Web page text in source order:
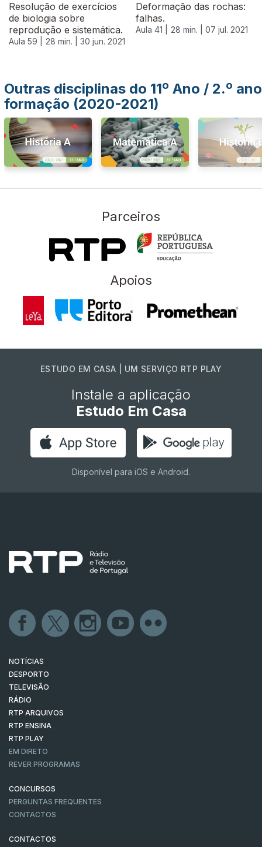
Resolução de exercícios
de biologia sobre
reprodução e sistemática.
Aula 59 | 28 min. | 30 jun. 2021
Deformação das rochas:
falhas.
Aula 41 | 28 min. | 07 jul. 2021
Outras disciplinas do 11º Ano / 2.º ano
formação (2020-2021)
Parceiros
Apoios
ESTUDO EM CASA | UM SERVIÇO RTP PLAY
Instale a aplicação
Estudo Em Casa
Disponível para iOS e Android.
NOTÍCIAS
DESPORTO
TELEVISÃO
RÁDIO
RTP ARQUIVOS
RTP ENSINA
RTP PLAY
EM DIRETO
REVER PROGRAMAS
CONCURSOS
PERGUNTAS FREQUENTES
CONTACTOS
CONTACTOS